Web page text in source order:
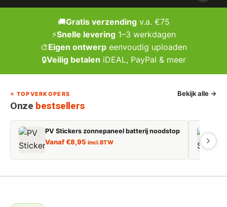
🚚Gratis verzendingv.a. €75
⚡Snelle levering1–3 werkdagen
🎨Eigen ontwerp eenvoudig uploaden
🔒Veilig betalen iDEAL, PayPal & meer
⭐ TOPVERKOPERS
Onze bestsellers
Bekijk alle →
PV Stickers zonnepaneel batterij noodstop
Vanaf€8,95 incl. BTW